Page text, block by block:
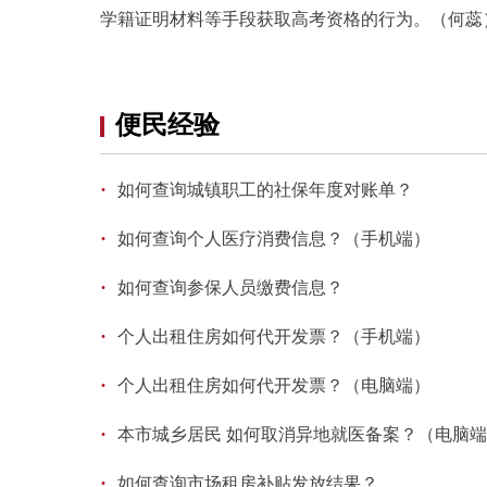
学籍证明材料等手段获取高考资格的行为。（何蕊
便民经验
· 如何查询城镇职工的社保年度对账单？
· 如何查询个人医疗消费信息？（手机端）
· 如何查询参保人员缴费信息？
· 个人出租住房如何代开发票？（手机端）
· 个人出租住房如何代开发票？（电脑端）
· 本市城乡居民 如何取消异地就医备案？（电脑
· 如何查询市场租房补贴发放结果？